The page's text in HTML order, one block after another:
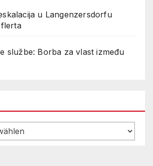
u Langenzersdorfu
službe: Borba za vlast između